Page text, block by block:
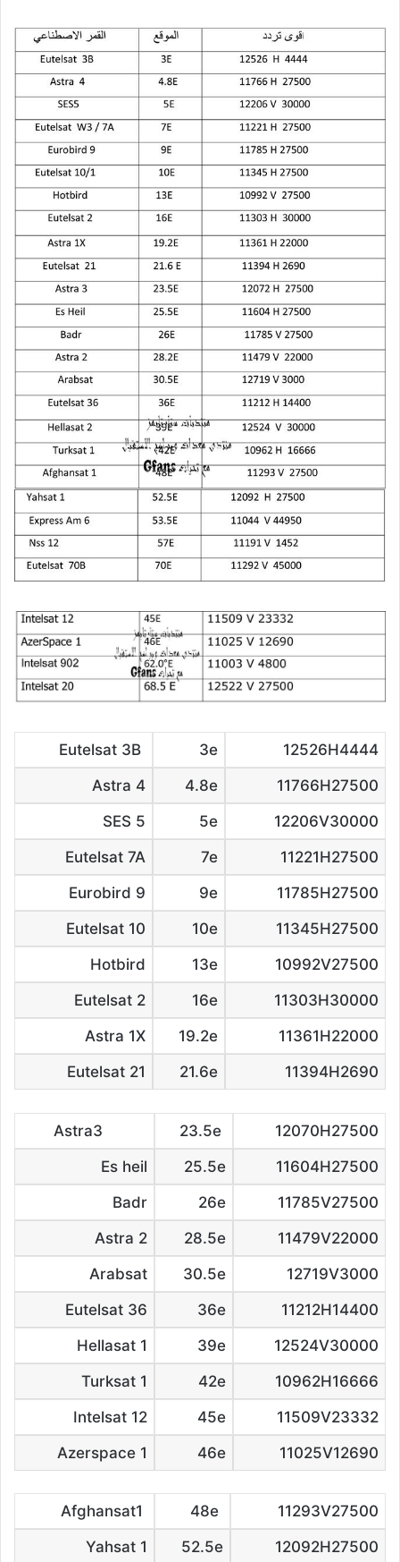
12526H4444
3e
11766H27500
4.8e
Astra 4
12206V30000
5e
SES 5
11221H27500
7e
Eutelsat 7A
11785H27500
9e
Eurobird 9
11345H27500
10e
Eutelsat 10
10992V27500
13e
Hotbird
11303H30000
16e
Eutelsat 2
11361H22000
19.2e
Astra 1X
11394H2690
21.6e
Eutelsat 21
12070H27500
11604H27500
25.5e
Es heil
11785V27500
26e
Badr
11479V22000
28.5e
Astra 2
12719V3000
30.5e
Arabsat
11212H14400
36e
Eutelsat 36
12524V30000
39e
Hellasat 1
10962H16666
42e
Turksat 1
11509V23332
45e
Intelsat 12
11025V12690
46e
Azerspace 1
11293V27500
12092H27500
52.5e
Yahsat 1